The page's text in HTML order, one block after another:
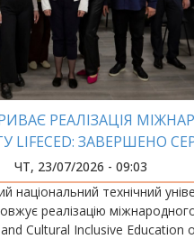
РЕАЛІЗАЦІЯ
LIFECED: ЗАВЕРШЕНО
ТРЕНІНГІВ ДЛЯ
УЧАСНИКІВ
ЧТ, 23/07/2026 - 09:03
національний технічний
реалізацію
Cultural Inclusive Education